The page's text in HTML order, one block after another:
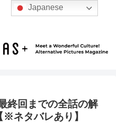
終回までの全話の解
ネタバレあり】
Japanese